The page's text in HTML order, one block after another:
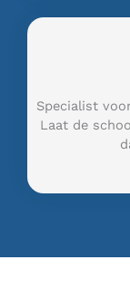
Specialist
Laat de